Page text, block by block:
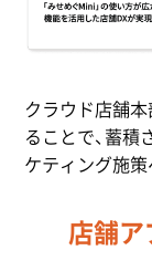
クラウド店舗本
ることで、蓄
ケティング施策
店舗ア